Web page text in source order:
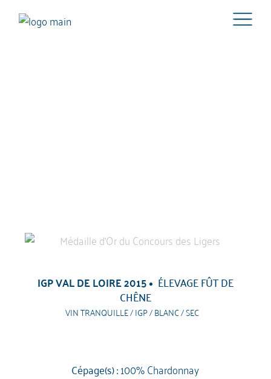
IGP VAL DE LOIRE 2015 ÉLEVAGE FÛT DE
CHÊNE
VIN TRANQUILLE / IGP / BLANC / SEC
Cépage(s) :100% Chardonnay